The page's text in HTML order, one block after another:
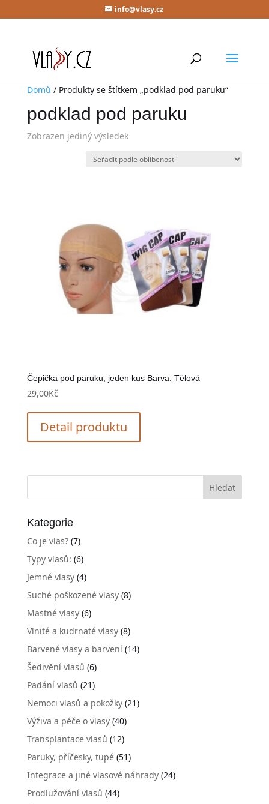
info@vlasy.cz
Domů / Produkty se štítkem „podklad pod paruku“
podklad pod paruku
Zobrazen jediný výsledek
Čepička pod paruku, jeden kus Barva: Tělová
29,00Kč
Detail produktu
Kategorie
Co je vlas?(7)
Typy vlasů: (6)
Jemné vlasy(4)
Suché poškozené vlasy(8)
Mastné vlasy(6)
Vlnité a kudrnaté vlasy(8)
Barvené vlasy a barvení(14)
Šedivění vlasů (6)
Padání vlasů (21)
Nemoci vlasů a pokožky(21)
Výživa a péče o vlasy(40)
Transplantace vlasů (12)
Paruky, příčesky, tupé(51)
Integrace a jiné vlasové náhrady(24)
Prodlužování vlasů (44)